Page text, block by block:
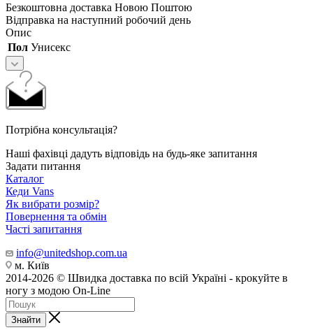
Безкоштовна доставка Новою Поштою
Відправка на наступний робочий день
Опис
Пол Унисекс
Потрібна консультація?
Наші фахівці дадуть відповідь на будь-яке запитання
Задати питання
Каталог
Кеди Vans
Як вибрати розмір?
Повернення та обмін
Часті запитання
info@unitedshop.com.ua
м. Київ
2014-2026 © Швидка доставка по всій Україні - крокуйте в
ногу з модою On-Line
Знайти